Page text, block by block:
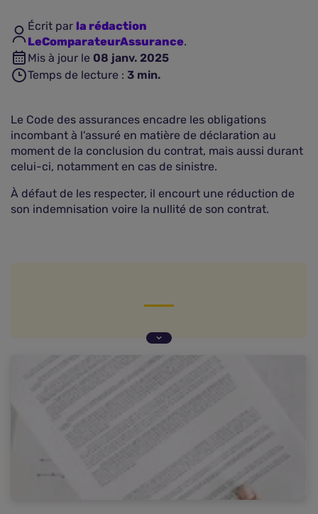
Écrit par la rédaction
LeComparateurAssurance.
Mis à jour le 08 janv. 2025
Temps de lecture : 3 min.
Le Code des assurances encadre les obligations
incombant à l'assuré en matière de déclaration au
moment de la conclusion du contrat, mais aussi durant
celui-ci, notamment en cas de sinistre.
À défaut de les respecter, il encourt une réduction de
son indemnisation voire la nullité de son contrat.
Les risques encourus en cas de fausse